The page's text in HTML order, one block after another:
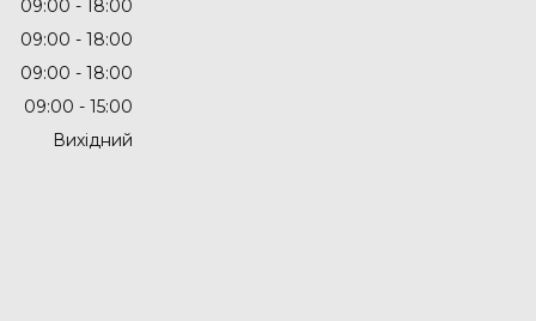
09:00
18:00
09:00
18:00
09:00
18:00
09:00
15:00
Вихідний